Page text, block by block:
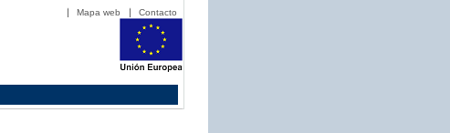
Mapa web Contacto